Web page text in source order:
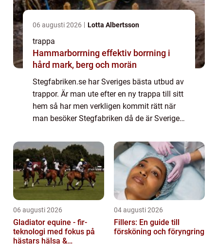
06 augusti 2026 Lotta Albertsson
trappa
Hammarborrning effektiv borrning i
hård mark, berg och morän
Stegfabriken.se har Sveriges bästa utbud av
trappor. Är man ute efter en ny trappa till sitt
hem så har men verkligen kommit rätt när
man besöker Stegfabriken då de är Sveriges
erbjuder trappor i alla former...
06 augusti 2026
Gladiator equine - fir-
teknologi med fokus på
hästars hälsa &
04 augusti 2026
Fillers: En guide till
försköning och föryngring